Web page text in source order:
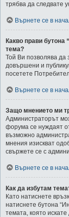
трябва да следвате
Върнете се в
Какво прави бутона
тема?
Той Ви позволява да
довършени и
посетете
Върнете се в
Защо мнението ми
Администраторът
форума се нуждаят
възможно
мнения изискват
свържете се с
Върнете се в
Как да избутам
Като натиснете
натиснете бутона
темата, която